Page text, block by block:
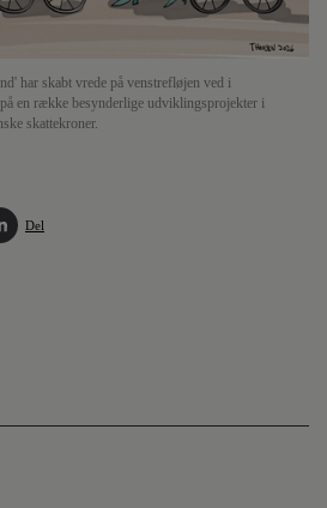
har skabt vrede på venstrefløjen ved i
en række besynderlige udviklingsprojekter i
skattekroner.
Del